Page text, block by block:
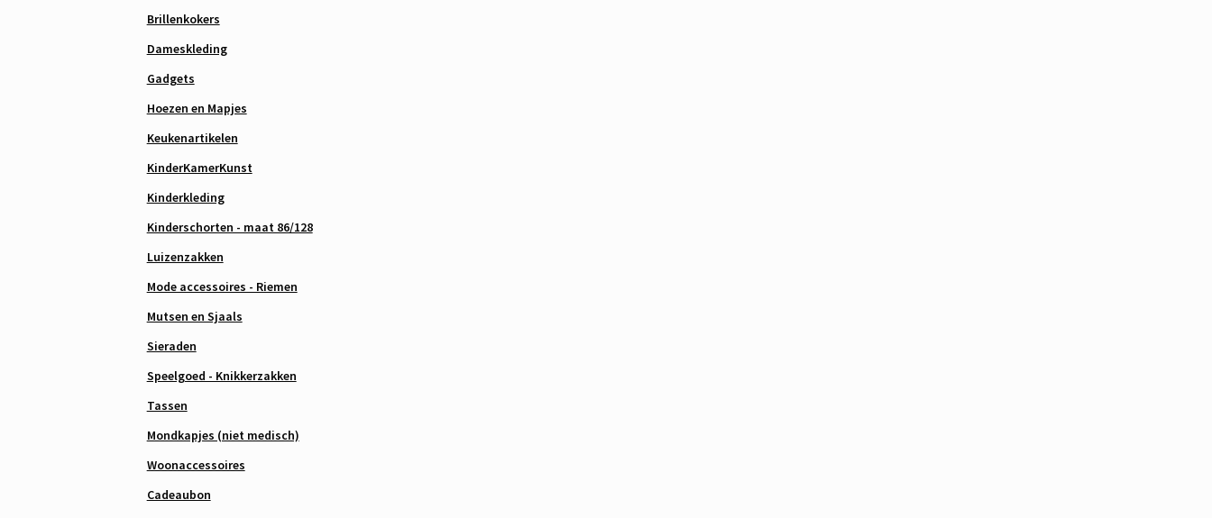
Brillenkokers
Dameskleding
Gadgets
Hoezen en Mapjes
Keukenartikelen
KinderKamerKunst
Kinderkleding
Kinderschorten - maat 86/128
Luizenzakken
Mode accessoires - Riemen
Mutsen en Sjaals
Sieraden
Speelgoed - Knikkerzakken
Tassen
Mondkapjes (niet medisch)
Woonaccessoires
Cadeaubon